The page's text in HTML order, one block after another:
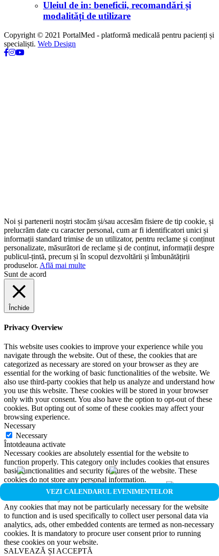
VEZI CALENDARUL EVENIMENTELOR
Uleiul de in: beneficii, recomandări și
modalități de utilizare
Copyright © 2021 PortalMed - platformă medicală pentru pacienți și
specialiști. Web Design
Noi și partenerii noștri stocăm și/sau accesăm fisiere de tip cookie, și
prelucrăm date cu caracter personal, cum ar fi identificatori unici și
informații standard trimise de un utilizator, pentru reclame și conținut
personalizate, măsurători de reclame și de conținut, informații despre
publicul-țintă, precum și în scopul dezvoltării și îmbunătățirii
produselor. Află mai multe
Sunt de acord
Închide
Privacy Overview
This website uses cookies to improve your experience while you
navigate through the website. Out of these, the cookies that are
categorized as necessary are stored on your browser as they are
essential for the working of basic functionalities of the website. We
also use third-party cookies that help us analyze and understand how
you use this website. These cookies will be stored in your browser
only with your consent. You also have the option to opt-out of these
cookies. But opting out of some of these cookies may affect your
browsing experience.
Necessary
Necessary
Întotdeauna activate
Necessary cookies are absolutely essential for the website to
function properly. This category only includes cookies that ensures
basic functionalities and security features of the website. These
cookies do not store any personal information.
Non-necessary
Any cookies that may not be particularly necessary for the website
to function and is used specifically to collect user personal data via
analytics, ads, other embedded contents are termed as non-necessary
cookies. It is mandatory to procure user consent prior to running
these cookies on your website.
SALVEAZĂ ȘI ACCEPTĂ